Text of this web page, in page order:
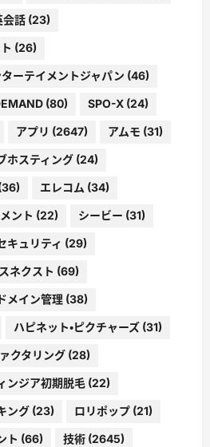
会話 (23)
(26)
ターテイメントジャパン (46)
(80) SPO-X (24)
アプリ (2647) アムモ (31)
ホスティング (24)
エレコム (34)
ント (22) シービー (31)
キュリティ (29)
ネクスト (69)
メイン管理 (38)
ハピネット・ピクチャーズ (31)
クタリング (28)
ンジア初期脱毛 (22)
ング (23) ロリポップ (21)
ト (66) 技術 (2645)